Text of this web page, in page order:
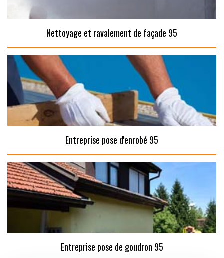
Nettoyage et ravalement de façade 95
Entreprise pose d'enrobé 95
Entreprise pose de goudron 95